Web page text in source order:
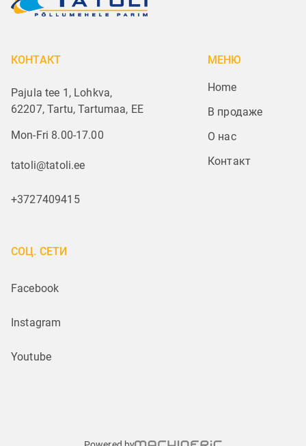
КОНТАКТ
Pajula tee 1, Lohkva,
62207, Tartu, Tartumaa, EE
Mon-Fri 8.00-17.00
tatoli@tatoli.ee
+3727409415
МЕНЮ
Home
В продаже
О нас
Контакт
СОЦ. СЕТИ
Facebook
Instagram
Youtube